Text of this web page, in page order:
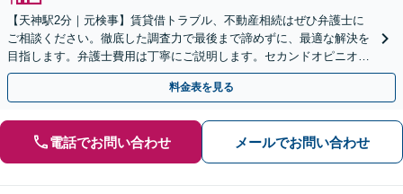
【天神駅2分｜元検事】賃貸借トラブル、不動産相続はぜひ弁護士に
ご相談ください。徹底した調査力で最後まで諦めずに、最適な解決を
目指します。弁護士費用は丁寧にご説明します。セカンドオピニオン
可【休日・夜間相談可｜出張相談＆WEB面談可】
料金表を見る
電話でお問い合わせ メールでお問い合わせ